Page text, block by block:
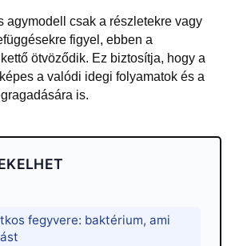
agymodell csak a részletekre vagy
figyel, ebben a
ötvöződik. Ez biztosítja, hogy a
a valódi idegi folyamatok és a
is.
fegyvere: baktérium, ami